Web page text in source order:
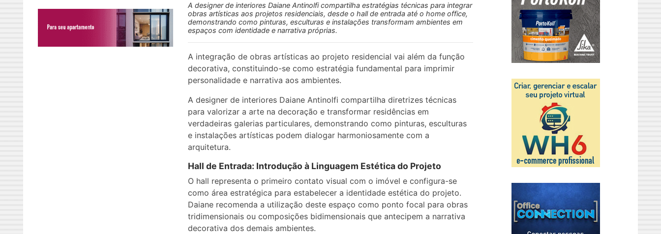
A designer de interiores Daiane Antinolfi compartilha estratégias técnicas para integrar
obras artísticas aos projetos residenciais, desde o hall de entrada até o home office,
demonstrando como pinturas, esculturas e instalações transformam ambientes em
espaços com identidade e narrativa próprias.
A integração de obras artísticas ao projeto residencial vai além da função
decorativa, constituindo-se como estratégia fundamental para imprimir
personalidade e narrativa aos ambientes.
A designer de interiores Daiane Antinolfi compartilha diretrizes técnicas
para valorizar a arte na decoração e transformar residências em
verdadeiras galerias particulares, demonstrando como pinturas, esculturas
e instalações artísticas podem dialogar harmoniosamente com a
arquitetura.
Hall de Entrada: Introdução à Linguagem Estética do Projeto
O hall representa o primeiro contato visual com o imóvel e configura-se
como área estratégica para estabelecer a identidade estética do projeto.
Daiane recomenda a utilização deste espaço como ponto focal para obras
tridimensionais ou composições bidimensionais que antecipem a narrativa
decorativa dos demais ambientes.